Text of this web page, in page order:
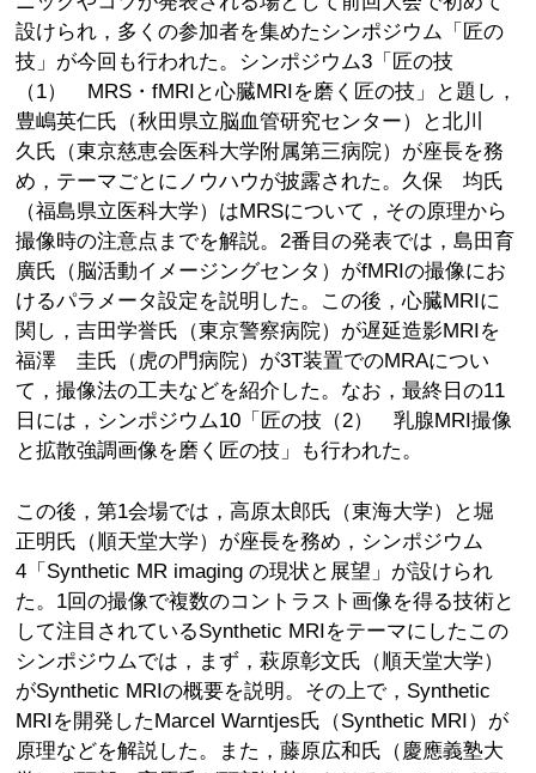
設けられ，多くの参加者を集めたシンポジウム「匠の
技」が今回も行われた。シンポジウム3「匠の技
（1） MRS・fMRIと心臓MRIを磨く匠の技」と題し，
豊嶋英仁氏（秋田県立脳血管研究センター）と北川
久氏（東京慈恵会医科大学附属第三病院）が座長を務
め，テーマごとにノウハウが披露された。久保 均氏
（福島県立医科大学）はMRSについて，その原理から
撮像時の注意点までを解説。2番目の発表では，島田育
廣氏（脳活動イメージングセンタ）がfMRIの撮像にお
けるパラメータ設定を説明した。この後，心臓MRIに
関し，吉田学誉氏（東京警察病院）が遅延造影MRIを
福澤 圭氏（虎の門病院）が3T装置でのMRAについ
て，撮像法の工夫などを紹介した。なお，最終日の11
日には，シンポジウム10「匠の技（2） 乳腺MRI撮像
と拡散強調画像を磨く匠の技」も行われた。
この後，第1会場では，高原太郎氏（東海大学）と堀
正明氏（順天堂大学）が座長を務め，シンポジウム
4「Synthetic MR imaging の現状と展望」が設けられ
た。1回の撮像で複数のコントラスト画像を得る技術と
して注目されているSynthetic MRIをテーマにしたこの
シンポジウムでは，まず，萩原彰文氏（順天堂大学）
がSynthetic MRIの概要を説明。その上で，Synthetic
MRIを開発したMarcel Warntjes氏（Synthetic MRI）が
原理などを解説した。また，藤原広和氏（慶應義塾大